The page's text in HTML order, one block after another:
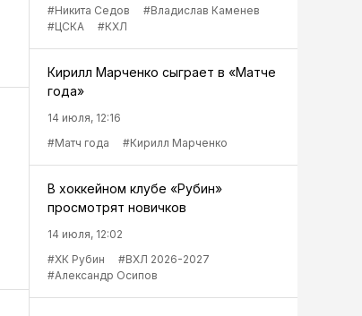
#Никита Седов
#Владислав Каменев
#ЦСКА
#КХЛ
Кирилл Марченко сыграет в «Матче
года»
14 июля, 12:16
#Матч года
#Кирилл Марченко
В хоккейном клубе «Рубин»
просмотрят новичков
14 июля, 12:02
#ХК Рубин
#ВХЛ 2026-2027
#Александр Осипов